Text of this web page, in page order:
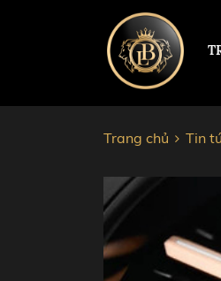
ĐỒNG HỒ
PATEK
RICHARD
Trang chủ Tin